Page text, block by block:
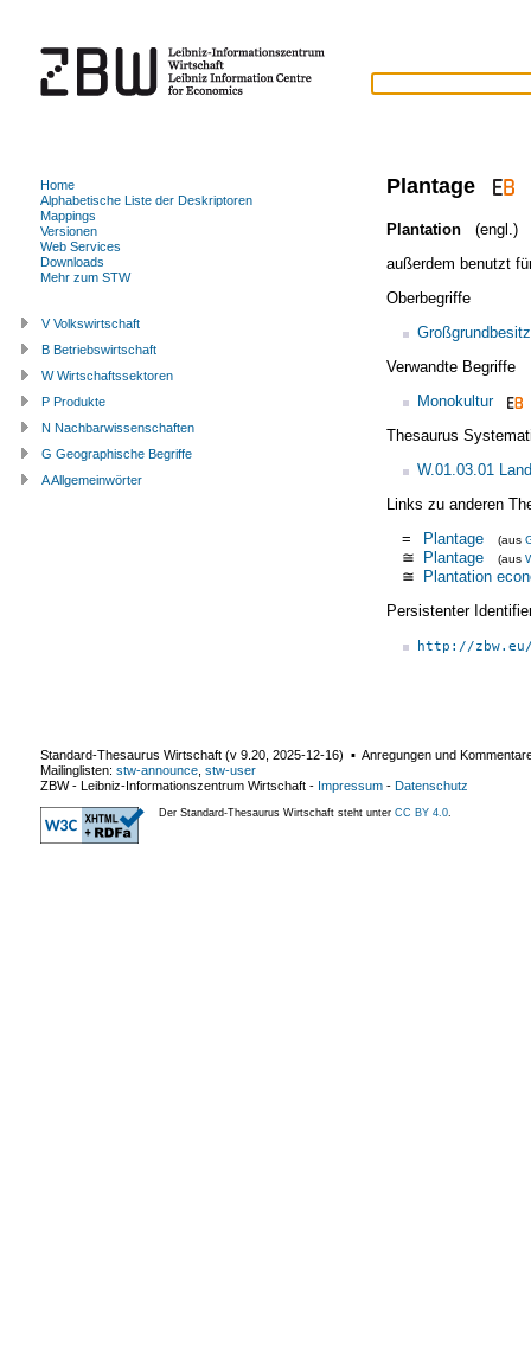
Plantage
Plantation
(engl.)
außerdem benutzt
Oberbegriffe
Großgrundbesitz
Verwandte Begriffe
Monokultur
Thesaurus
W.01.03.01
Links zu anderen
=
Plantage (aus
≅ Plantage (aus
≅ Plantation
Persistenter
http://
Home
Alphabetische Liste der Deskriptoren
Mappings
Versionen
Web Services
Downloads
Mehr zum STW
V Volkswirtschaft
B Betriebswirtschaft
W Wirtschaftssektoren
P Produkte
N Nachbarwissenschaften
G Geographische Begriffe
A Allgemeinwörter
Standard-Thesaurus Wirtschaft (v 9.20 2025-12-16) ▪ Anregungen und
Mailinglisten: stw-announce stw-user
ZBW - Leibniz-Informationszentrum Wirtschaft - Impressum - Datenschutz
Der Standard-Thesaurus Wirtschaft steht unter CC BY 4.0